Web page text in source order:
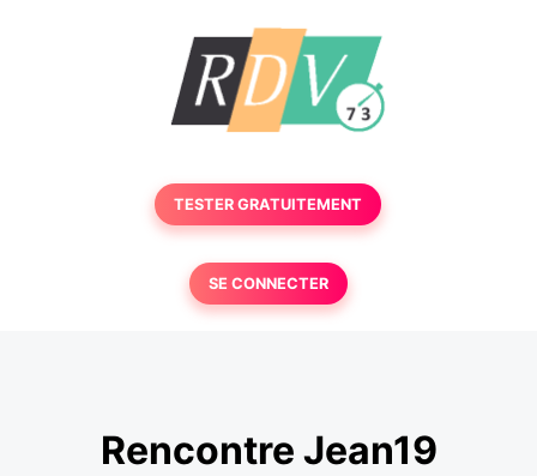
TESTER GRATUITEMENT
SE CONNECTER
Rencontre Jean19